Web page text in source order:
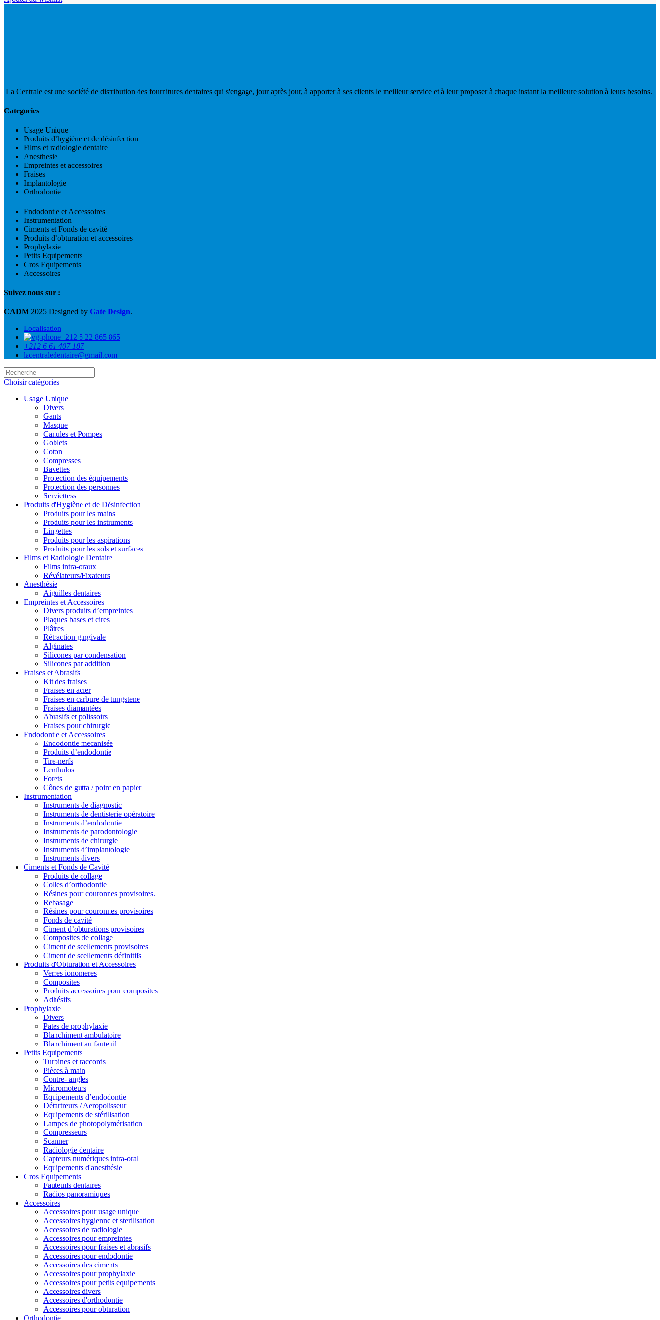
La Centrale est une société de distribution des fournitures dentaires qui s'engage, jour après jour, à apporter à ses clients le meilleur service et à leur proposer à chaque instant la meilleure solution à leurs besoins.
Categories
Usage Unique
Produits d’hygiène et de désinfection
Films et radiologie dentaire
Anesthesie
Empreintes et accessoires
Fraises
Implantologie
Orthodontie
Endodontie et Accessoires
Instrumentation
Ciments et Fonds de cavité
Produits d’obturation et accessoires
Prophylaxie
Petits Equipements
Gros Equipements
Accessoires
Suivez nous sur :
CADM 2025 Designed by Gate Design.
Localisation
+212 5 22 865 865
+212 6 61 407 187
lacentraledentaire@gmail.com
Choisir catégories
Usage Unique
Divers
Gants
Masque
Canules et Pompes
Goblets
Coton
Compresses
Bavettes
Protection des équipements
Protection des personnes
Serviettess
Produits d'Hygiène et de Désinfection
Produits pour les mains
Produits pour les instruments
Lingettes
Produits pour les aspirations
Produits pour les sols et surfaces
Films et Radiologie Dentaire
Films intra-oraux
Révélateurs/Fixateurs
Anesthésie
Aiguilles dentaires
Empreintes et Accessoires
Divers produits d’empreintes
Plaques bases et cires
Plâtres
Rétraction gingivale
Alginates
Silicones par condensation
Silicones par addition
Fraises et Abrasifs
Kit des fraises
Fraises en acier
Fraises en carbure de tungstene
Fraises diamantées
Abrasifs et polissoirs
Fraises pour chirurgie
Endodontie et Accessoires
Endodontie mecanisée
Produits d’endodontie
Tire-nerfs
Lenthulos
Forets
Cônes de gutta / point en papier
Instrumentation
Instruments de diagnostic
Instruments de dentisterie opératoire
Instruments d’endodontie
Instruments de parodontologie
Instruments de chirurgie
Instruments d’implantologie
Instruments divers
Ciments et Fonds de Cavité
Produits de collage
Colles d’orthodontie
Résines pour couronnes provisoires.
Rebasage
Résines pour couronnes provisoires
Fonds de cavité
Ciment d’obturations provisoires
Composites de collage
Ciment de scellements provisoires
Ciment de scellements définitifs
Produits d'Obturation et Accessoires
Verres ionomeres
Composites
Produits accessoires pour composites
Adhésifs
Prophylaxie
Divers
Pates de prophylaxie
Blanchiment ambulatoire
Blanchiment au fauteuil
Petits Equipements
Turbines et raccords
Pièces à main
Contre- angles
Micromoteurs
Equipements d’endodontie
Détartreurs / Aeropolisseur
Equipements de stérilisation
Lampes de photopolymérisation
Compresseurs
Scanner
Radiologie dentaire
Capteurs numériques intra-oral
Equipements d'anesthésie
Gros Equipements
Fauteuils dentaires
Radios panoramiques
Accessoires
Accessoires pour usage unique
Accessoires hygienne et sterilisation
Accessoires de radiologie
Accessoires pour empreintes
Accessoires pour fraises et abrasifs
Accessoires pour endodontie
Accessoires des ciments
Accessoires pour prophylaxie
Accessoires pour petits equipements
Accessoires divers
Accessoires d'orthodontie
Accessoires pour obturation
Orthodontie